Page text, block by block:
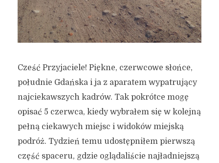
Cześć Przyjaciele! Piękne, czerwcowe słońce,
południe Gdańska i ja z aparatem wypatrujący
najciekawszych kadrów. Tak pokrótce mogę
opisać 5 czerwca, kiedy wybrałem się w kolejną
pełną ciekawych miejsc i widoków miejską
podróż. Tydzień temu udostępniłem pierwszą
część spaceru, gdzie oglądaliście najładniejszą